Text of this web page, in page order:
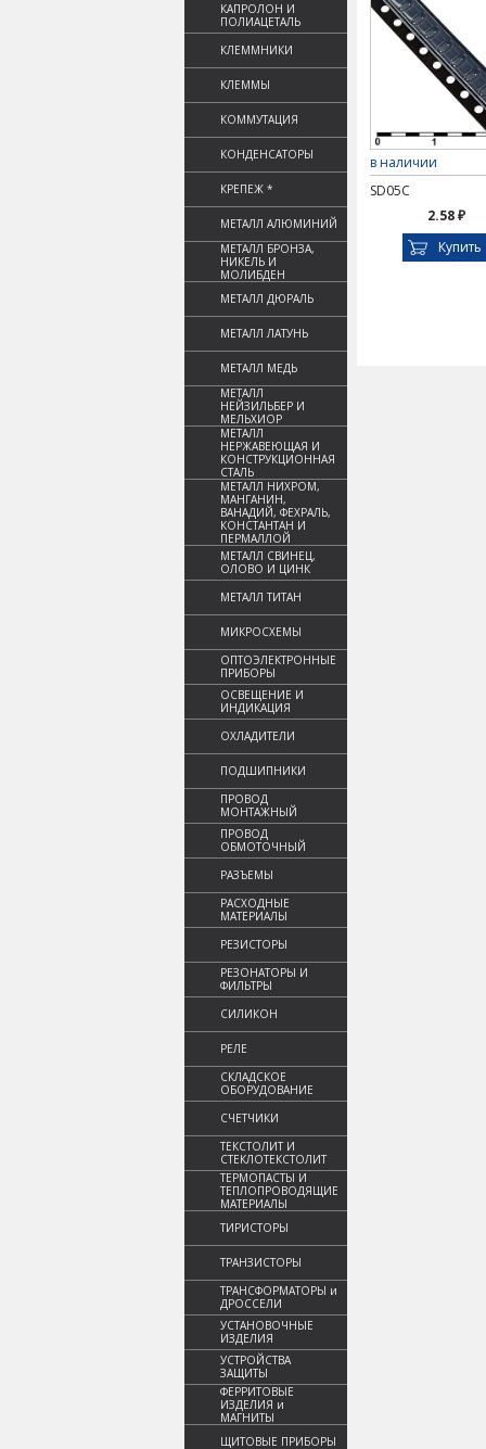
КАПРОЛОН И
ПОЛИАЦЕТАЛЬ
КЛЕММНИКИ
КЛЕММЫ
КОММУТАЦИЯ
КОНДЕНСАТОРЫ
КРЕПЕЖ *
МЕТАЛЛ АЛЮМИНИЙ
МЕТАЛЛ БРОНЗА,
НИКЕЛЬ И
МОЛИБДЕН
МЕТАЛЛ ДЮРАЛЬ
МЕТАЛЛ ЛАТУНЬ
МЕТАЛЛ МЕДЬ
МЕТАЛЛ
НЕЙЗИЛЬБЕР И
МЕЛЬХИОР
МЕТАЛЛ
НЕРЖАВЕЮЩАЯ И
КОНСТРУКЦИОННАЯ
СТАЛЬ
МЕТАЛЛ НИХРОМ,
МАНГАНИН,
ВАНАДИЙ, ФЕХРАЛЬ,
КОНСТАНТАН И
ПЕРМАЛЛОЙ
МЕТАЛЛ СВИНЕЦ,
ОЛОВО И ЦИНК
МЕТАЛЛ ТИТАН
МИКРОСХЕМЫ
ОПТОЭЛЕКТРОННЫЕ
ПРИБОРЫ
ОСВЕЩЕНИЕ И
ИНДИКАЦИЯ
ОХЛАДИТЕЛИ
ПОДШИПНИКИ
ПРОВОД
МОНТАЖНЫЙ
ПРОВОД
ОБМОТОЧНЫЙ
РАЗЪЕМЫ
РАСХОДНЫЕ
МАТЕРИАЛЫ
РЕЗИСТОРЫ
РЕЗОНАТОРЫ И
ФИЛЬТРЫ
СИЛИКОН
РЕЛЕ
СКЛАДСКОЕ
ОБОРУДОВАНИЕ
СЧЕТЧИКИ
ТЕКСТОЛИТ И
СТЕКЛОТЕКСТОЛИТ
ТЕРМОПАСТЫ И
ТЕПЛОПРОВОДЯЩИЕ
МАТЕРИАЛЫ
ТИРИСТОРЫ
ТРАНЗИСТОРЫ
ТРАНСФОРМАТОРЫ и
ДРОССЕЛИ
УСТАНОВОЧНЫЕ
ИЗДЕЛИЯ
УСТРОЙСТВА
ЗАЩИТЫ
ФЕРРИТОВЫЕ
ИЗДЕЛИЯ и
МАГНИТЫ
ЩИТОВЫЕ ПРИБОРЫ
в наличии
SD05C
2.58 ₽
Купить